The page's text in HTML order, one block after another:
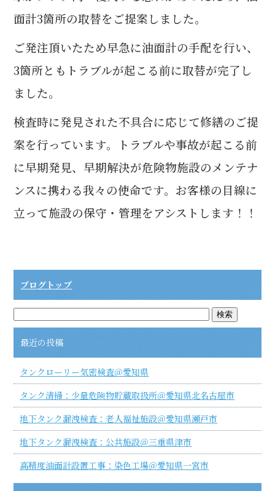
面計3箇所の取替をご提案しました。
ご発注頂いたため早急に油面計の手配を行い、
3箇所ともトラブルが起こる前に取替が完了し
ました。
検査時に発見された不具合に応じて修繕のご提
案を行っています。トラブルや事故が起こる前
に早期発見、早期解決が危険物施設のメンテナ
ンスに携わる我々の使命です。お客様の目線に
立って施設の保守・管理をアシストします！！
ブログトップ
最近の投稿
タンクローリー気密検査＠愛知県
タンク清掃：少量危険物貯蔵取扱所＠愛知県北名古屋市
地下タンク漏洩検査：老人福祉施設＠愛知県瀬戸市
地下タンク漏洩検査：公共施設＠三重県津市
高精度油面計設置工事：染色工場＠愛知県一宮市